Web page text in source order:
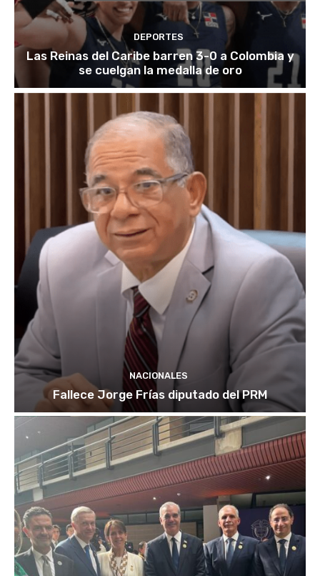
DEPORTES
Las Reinas del Caribe barren 3-0 a Colombia y
se cuelgan la medalla de oro
NACIONALES
Fallece Jorge Frías diputado del PRM